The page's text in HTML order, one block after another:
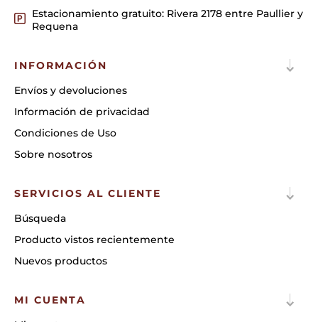
Estacionamiento gratuito: Rivera 2178 entre Paullier y
Requena
INFORMACIÓN
Envíos y devoluciones
Información de privacidad
Condiciones de Uso
Sobre nosotros
SERVICIOS AL CLIENTE
Búsqueda
Producto vistos recientemente
Nuevos productos
MI CUENTA